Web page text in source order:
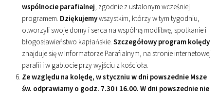
wspólnocie parafialnej, zgodnie z ustalonym wcześniej
programem. Dziękujemywszystkim, którzy w tym tygodniu,
otworzyli swoje domy i serca na wspólną modlitwę, spotkanie i
błogosławieństwo kapłańskie. Szczegółowy program kolędy
znajduje się w Informatorze Parafialnym, na stronie internetowej
parafii i w gablocie przy wyjściu z kościoła.
Ze względu na kolędę, w styczniu w dni powszednie Msze
św. odprawiamy o godz. 7.30 i 16.00. W dni powszednie nie